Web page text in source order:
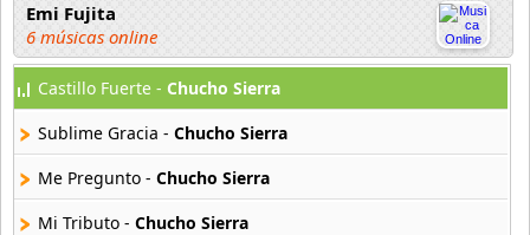
Emi Fujita
6 músicas online
Fenix Jazz Band
15 músicas online
George Benson
10 músicas online
Castillo Fuerte - Chucho Sierra
Sublime Gracia - Chucho Sierra
Me Pregunto - Chucho Sierra
Mi Tributo - Chucho Sierra